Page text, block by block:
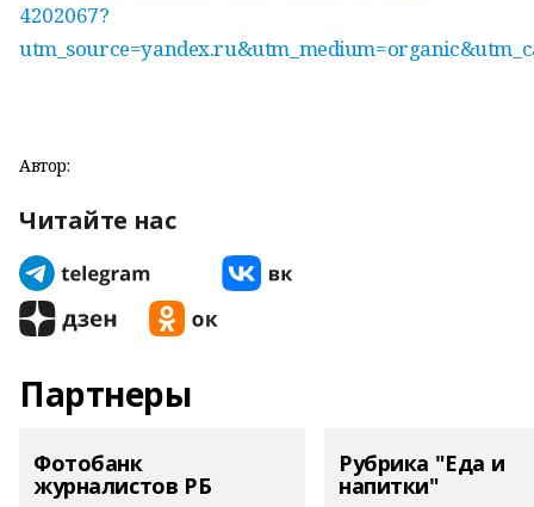
4202067?
Автор:
Читайте нас
Партнеры
Фотобанк
журналистов РБ
Рубрика "Еда и
напитки"